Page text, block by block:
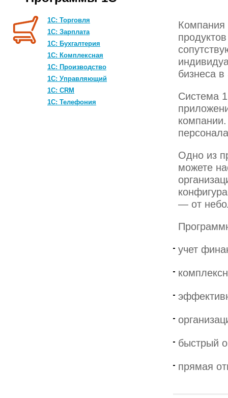
1С: Торговля
1С: Зарплата
1С: Бухгалтерия
1С: Комплексная
1C: Производство
1С: Управляющий
1С: CRM
1С: Телефония
бизнеса
Система
Одно из
можете
— от
учет
быстрый
прямая